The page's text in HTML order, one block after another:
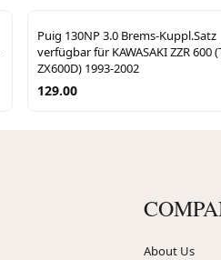
Puig 130NP 3.0 Brems-Kuppl.Satz
verfügbar für KAWASAKI ZZR 600
ZX600D) 1993-2002
129.00
About Us